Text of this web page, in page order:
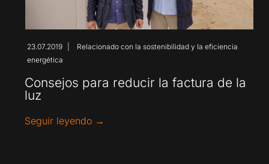
Consejos para reducir la factura de la
luz
23.07.2019 |
Relacionado con la sostenibilidad y la eficiencia
energética
Seguir leyendo →